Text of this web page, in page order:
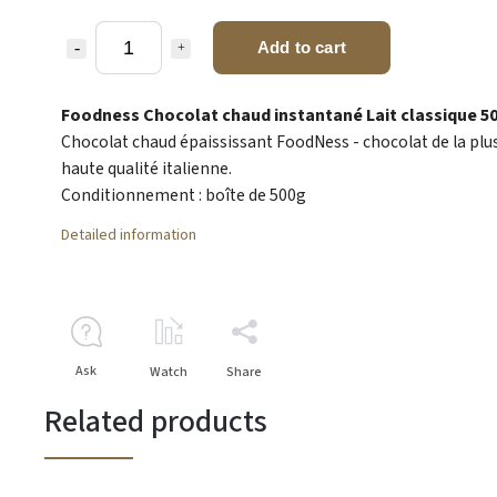
Add to cart
Foodness Chocolat chaud instantané Lait classique
Chocolat chaud épaississant FoodNess - chocolat de la
haute qualité italienne.
Conditionnement : boîte de 500g
Detailed information
Ask Watch Share
Related products